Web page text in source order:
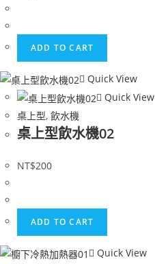
ADD TO CART
Quick View
Quick View
桌上型, 飲水機
桌上型飲水機02
NT$200
ADD TO CART
Quick View